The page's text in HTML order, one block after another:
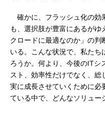
確かに、フラッシュ化の効
も、選択肢が豊富にあるが
クロードに最適なのか」の判
いる。こんな状況で、私た
ろうか。何より、今後のITシ
スト、効率性だけでなく、
実に成長させていくために必
ている中で、どんなソリュー